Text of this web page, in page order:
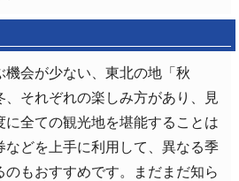
会が少ない、東北の地「秋
それぞれの楽しみ方があり、見
全ての観光地を堪能することは
どを上手に利用して、異なる季
もおすすめです。まだまだ知ら